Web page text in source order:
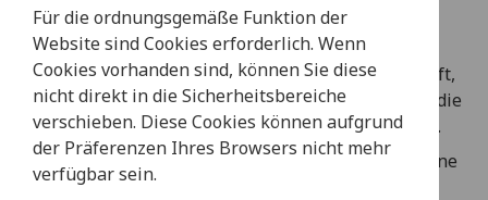
Fahrzeugen.
Wir sind bestrebt, Ihnen ein reibungsloses und
unvergessliches Erlebnis zu bieten, das Ihnen hilft,
wertvolle Erinnerungen zu schaffen, während Sie die
Schönheit dieser bezaubernden Stadt genießen.
Machen Sie sich bereit zum Strampeln – das urbane
Abenteuer kann beginnen!
Für die ordnungsgemäße Funktion der
Website sind Cookies erforderlich. Wenn
Cookies vorhanden sind, können Sie diese
nicht direkt in die Sicherheitsbereiche
verschieben. Diese Cookies können aufgrund
der Präferenzen Ihres Browsers nicht mehr
verfügbar sein.